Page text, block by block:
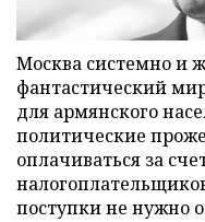
Москва системно и
фантастический
для армянского
политические
оплачиваться за
поступки не нужно